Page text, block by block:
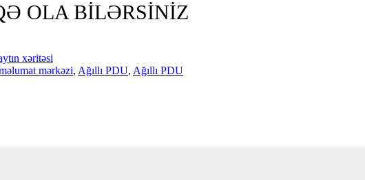
OLA BİLƏRSİNİZ
xəritəsi
mərkəzi, Ağıllı PDU, Ağıllı PDU